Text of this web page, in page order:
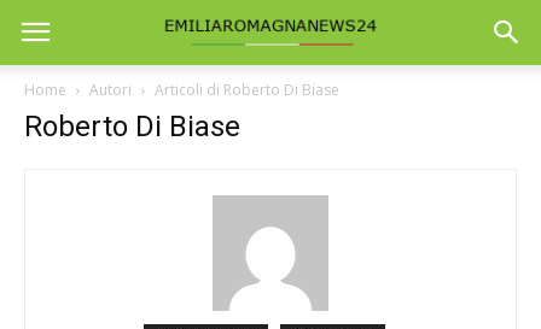
Home Autori Articoli di Roberto Di Biase
Roberto Di Biase